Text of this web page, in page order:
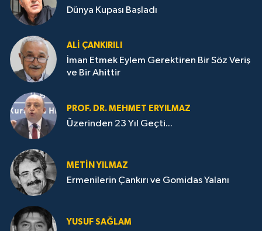
Dünya Kupası Başladı
ALI ÇANKIRILI
İman Etmek Eylem Gerektiren Bir Söz Veriş
ve Bir Ahittir
PROF. DR. MEHMET ERYILMAZ
Üzerinden 23 Yıl Geçti...
METIN YILMAZ
Ermenilerin Çankırı ve Gomidas Yalanı
YUSUF SAĞLAM